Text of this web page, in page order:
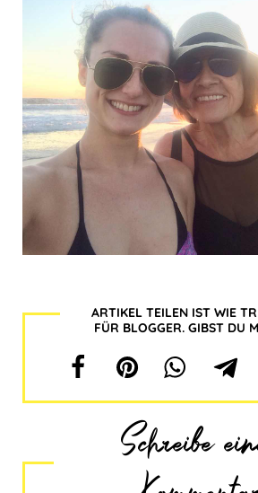
ARTIKEL TEILEN IST WIE
FÜR BLOGGER. GIBST DU
Schreibe